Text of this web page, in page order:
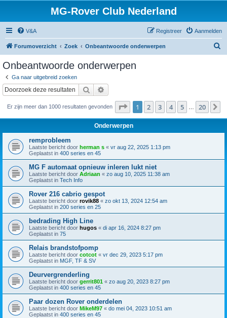
MG-Rover Club Nederland
V&A Aanmelden
Registreer
Forumoverzicht Zoek Onbeantwoorde onderwerpen
Onbeantwoorde onderwerpen
Ga naar uitgebreid zoeken
Zoek
Er zijn meer dan 1000 resultaten gevonden Pagina van 20
1 2 3 4 5 20
Onderwerpen
remprobleem
Laatste bericht door herman s « vr aug 22, 2025 1:13 pm
Geplaatst in 400 series en 45
MG F automaat opnieuw inleren lukt niet
Laatste bericht door Adriaan « zo aug 10, 2025 11:38 am
Geplaatst in Tech Info
Rover 216 cabrio gespot
Laatste bericht door rovik88 « zo okt 13, 2024 12:54 am
Geplaatst in 200 series en 25
bedrading High Line
Laatste bericht door hugos « di apr 16, 2024 8:27 pm
Geplaatst in 75
Relais brandstofpomp
Laatste bericht door cotcot « vr dec 29, 2023 5:17 pm
Geplaatst in MGF, TF & SV
Deurvergrenderling
Laatste bericht door gerrit801 « zo aug 20, 2023 8:27 pm
Geplaatst in 400 series en 45
Paar dozen Rover onderdelen
Laatste bericht door MikeM97 « do mei 04, 2023 10:51 am
Geplaatst in 400 series en 45